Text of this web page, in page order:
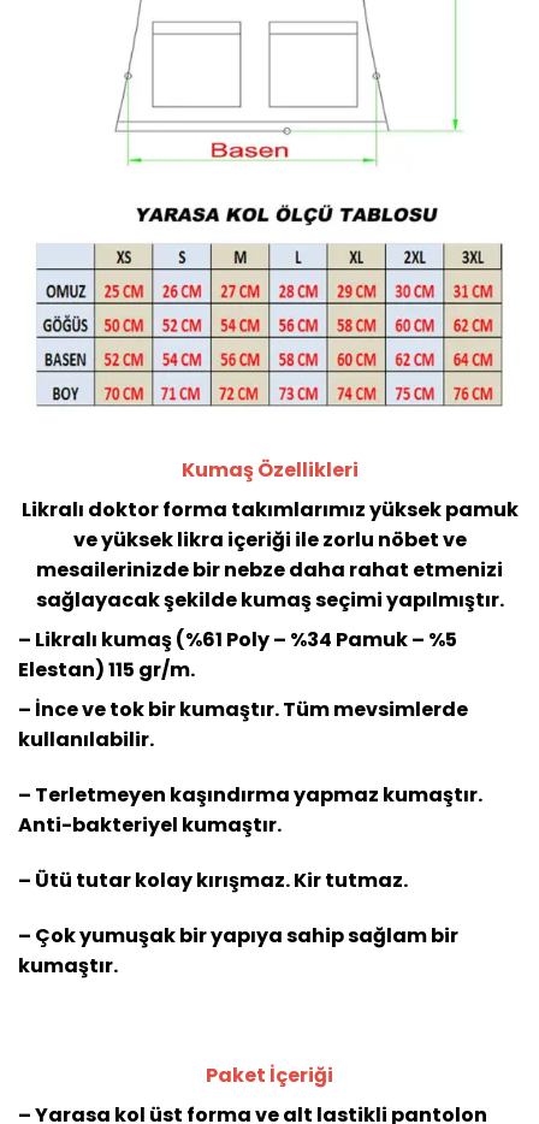
Kumaş Özellikleri
Likralı doktor forma takımlarımız yüksek pamuk
ve yüksek likra içeriği ile zorlu nöbet ve
mesailerinizde bir nebze daha rahat etmenizi
sağlayacak şekilde kumaş seçimi yapılmıştır.
– Likralı kumaş (%61 Poly – %34 Pamuk – %5
Elestan) 115 gr/m.
– İnce ve tok bir kumaştır. Tüm mevsimlerde
kullanılabilir.
– Terletmeyen kaşındırma yapmaz kumaştır.
Anti-bakteriyel kumaştır.
– Ütü tutar kolay kırışmaz. Kir tutmaz.
– Çok yumuşak bir yapıya sahip sağlam bir
kumaştır.
Paket İçeriği
– Yarasa kol üst forma ve alt lastikli pantolon